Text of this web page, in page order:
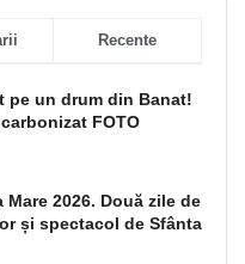
Recente
pe un drum din Banat!
FOTO
Mare 2026. Două zile de
și spectacol de Sfânta